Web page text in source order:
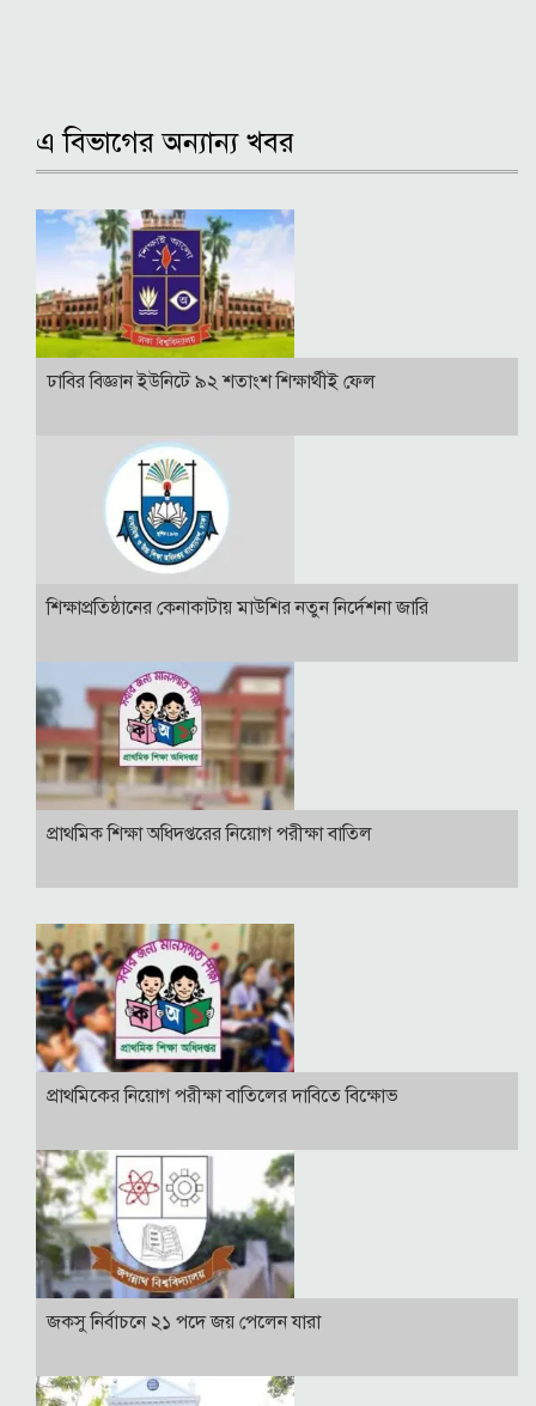
এ বিভাগের অন্যান্য খবর
ঢাবির বিজ্ঞান ইউনিটে ৯২ শতাংশ শিক্ষার্থীই ফেল
শিক্ষাপ্রতিষ্ঠানের কেনাকাটায় মাউশির নতুন নির্দেশনা জারি
প্রাথমিক শিক্ষা অধিদপ্তরের নিয়োগ পরীক্ষা বাতিল
প্রাথমিকের নিয়োগ পরীক্ষা বাতিলের দাবিতে বিক্ষোভ
জকসু নির্বাচনে ২১ পদে জয় পেলেন যারা